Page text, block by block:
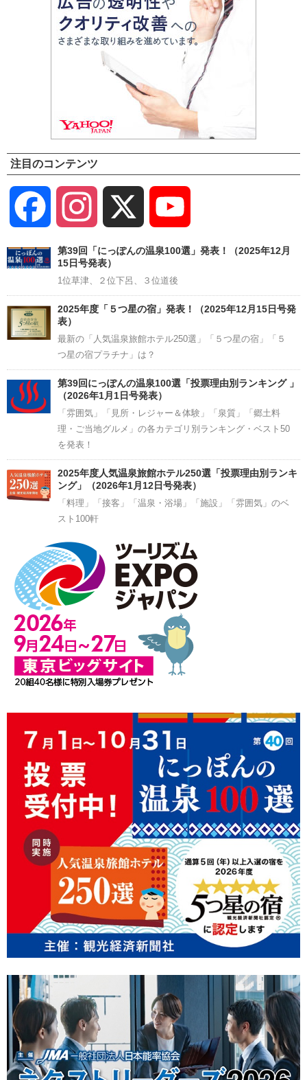
注目のコンテンツ
Facebook Instagram
Channel
第39回「にっぽんの温泉100選」発表！（2025年12月
15日号発表）
1位草津、２位下呂、３位道後
2025年度「５つ星の宿」発表！（2025年12月15日号発
表）
最新の「人気温泉旅館ホテル250選」「５つ星の宿」「５
つ星の宿プラチナ」は？
第39回にっぽんの温泉100選「投票理由別ランキング 」
（2026年1月1日号発表）
「雰囲気」「見所・レジャー＆体験」「泉質」「郷土料
理・ご当地グルメ」の各カテゴリ別ランキング・ベスト50
を発表！
2025年度人気温泉旅館ホテル250選「投票理由別ランキ
ング」（2026年1月12日号発表）
「料理」「接客」「温泉・浴場」「施設」「雰囲気」のベ
スト100軒